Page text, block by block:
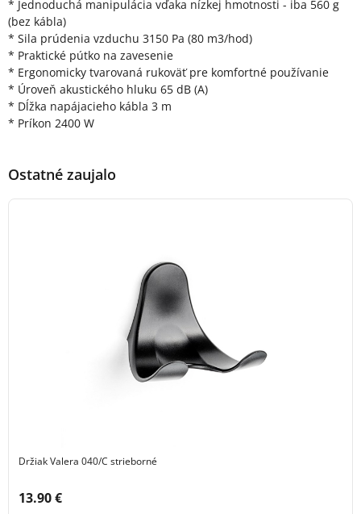
* Jednoduchá manipulácia vďaka nízkej hmotnosti - iba 560 g
(bez kábla)
* Sila prúdenia vzduchu 3150 Pa (80 m3/hod)
* Praktické pútko na zavesenie
* Ergonomicky tvarovaná rukoväť pre komfortné používanie
* Úroveň akustického hluku 65 dB (A)
* Dĺžka napájacieho kábla 3 m
* Príkon 2400 W
Ostatné zaujalo
Držiak Valera 040/C strieborné
Cena s DPH:
13.90 €